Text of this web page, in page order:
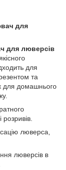
для
для люверсів
для
та
для домашнього
люверса,
люверсів в